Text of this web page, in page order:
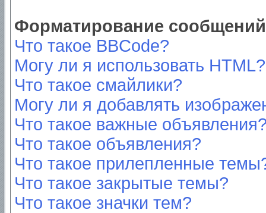
Форматирование
Что такое BBCode?
Могу ли я использовать HTML?
Что такое смайлики?
Могу ли я добавлять
Что такое важные
Что такое объявления?
Что такое прилепленные
Что такое закрытые темы?
Что такое значки тем?